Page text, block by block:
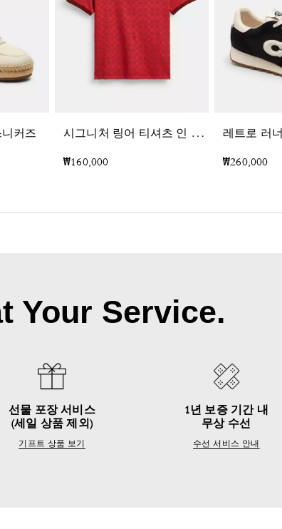
커즈 시
그니처 링어 티셔츠 인 오가닉 코튼
₩160,000
레트로 러너
₩260,000
Your Service.
선물 포장 서비스
(세일 상품 제외)
기프트 상품 보기
1년 보증 기간 내
무상 수선
수선 서비스 안내